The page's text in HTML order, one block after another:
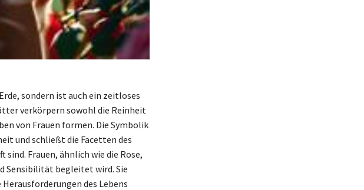
sondern ist auch ein zeitloses
verkörpern sowohl die Reinheit
von Frauen formen. Die Symbolik
und schließt die Facetten des
Frauen, ähnlich wie die Rose,
Sensibilität begleitet wird. Sie
des Lebens